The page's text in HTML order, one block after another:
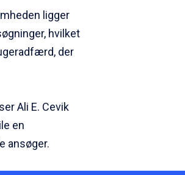
ligger
hvilket
der
Ali E. Cevik
en
ansøger.